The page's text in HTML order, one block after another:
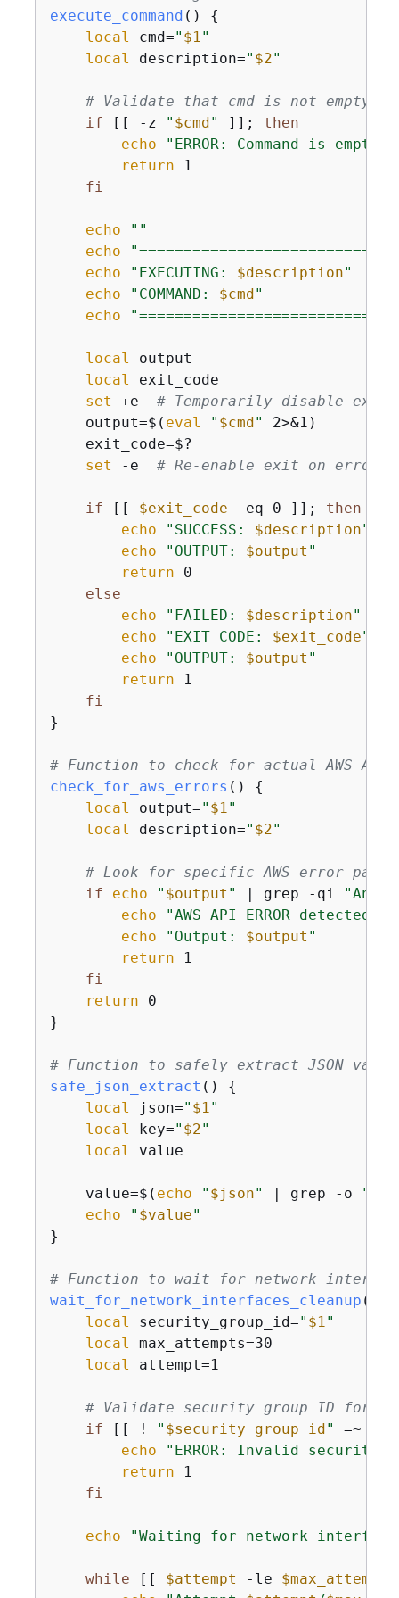
execute_command () {
local cmd=" $1"
local description=" $2"
# Validate that cmd is not empty
if [[ -z " $cmd" ]]; then
echo
"ERROR: Command is empty"
return 1
fi
echo
""
echo
echo
"EXECUTING: $description"
echo
"COMMAND: $cmd"
echo
local output
local exit_code
set +e # Temporarily disable exit
    output=$(
eval " $cmd"
2>&1)
    exit_code=$?
set -e # Re-enable exit on error
if [[ $exit_code -eq 0 ]]; then
echo
"SUCCESS: $description"
echo
"OUTPUT: $output "
return 0
else
echo
"FAILED: $description"
echo
"EXIT CODE: $exit_code"
echo
"OUTPUT: $output "
return 1
fi
}
# Function to check for actual AWS API
check_for_aws_errors () {
local output=" $1"
local description=" $2"
# Look for specific AWS error
if
echo " $output " | grep -qi
"An
echo
"AWS API ERROR
echo
"Output: $output "
return 1
fi
return 0
}
# Function to safely extract JSON
safe_json_extract () {
local json=" $1"
local key=" $2"
local value
    value=$(
echo " $json" | grep -o "\"
echo
" $value"
}
# Function to wait for network
wait_for_network_interfaces_cleanup ()
local security_group_id=" $1"
local max_attempts=30
local attempt=1
# Validate security group ID format
if [[ ! " $security_group_id"
=~
echo
"ERROR: Invalid security
return 1
fi
echo "Waiting for network
while [[ $attempt -le $max_attempts